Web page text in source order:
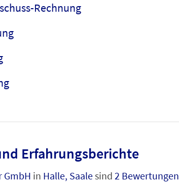
Rechnung
Erfahrungsberichte
GmbH in Halle, Saalesind 2 Bewertungen